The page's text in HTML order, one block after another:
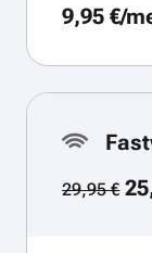
9,95 €/
29,95 €